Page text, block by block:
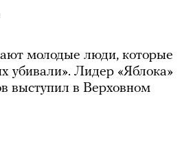
молодые люди, которые
убивали». Лидер «Яблока»
выступил в Верховном